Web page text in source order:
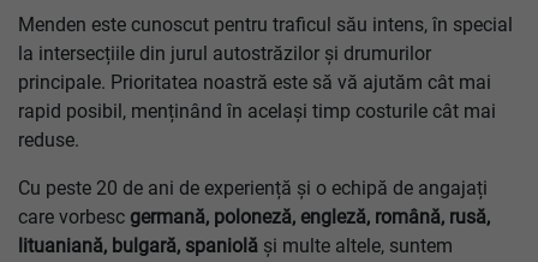
Menden este cunoscut pentru traficul său intens, în special
la intersecțiile din jurul autostrăzilor și drumurilor
principale. Prioritatea noastră este să vă ajutăm cât mai
rapid posibil, menținând în același timp costurile cât mai
reduse.
Cu peste 20 de ani de experiență și o echipă de angajați
care vorbesc germană, poloneză, engleză, română, rusă,
lituaniană, bulgară, spaniolă și multe altele, suntem